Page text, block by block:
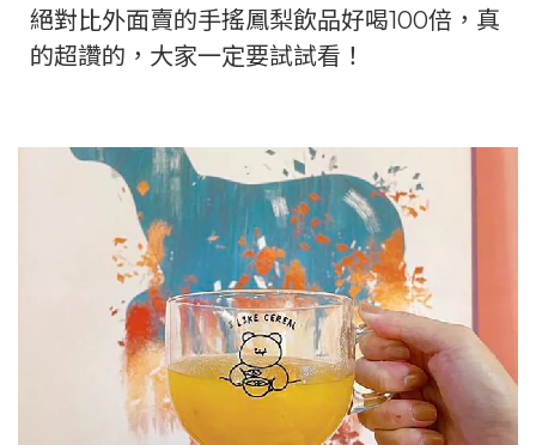
絕對比外面賣的手搖鳳梨飲品好喝100倍，真
的超讚的，大家一定要試試看！